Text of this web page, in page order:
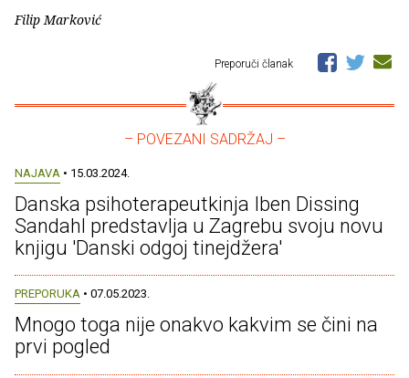
Filip Marković
Preporuči članak
– POVEZANI SADRŽAJ –
NAJAVA • 15.03.2024.
Danska psihoterapeutkinja Iben Dissing
Sandahl predstavlja u Zagrebu svoju novu
knjigu 'Danski odgoj tinejdžera'
PREPORUKA • 07.05.2023.
Mnogo toga nije onakvo kakvim se čini na
prvi pogled